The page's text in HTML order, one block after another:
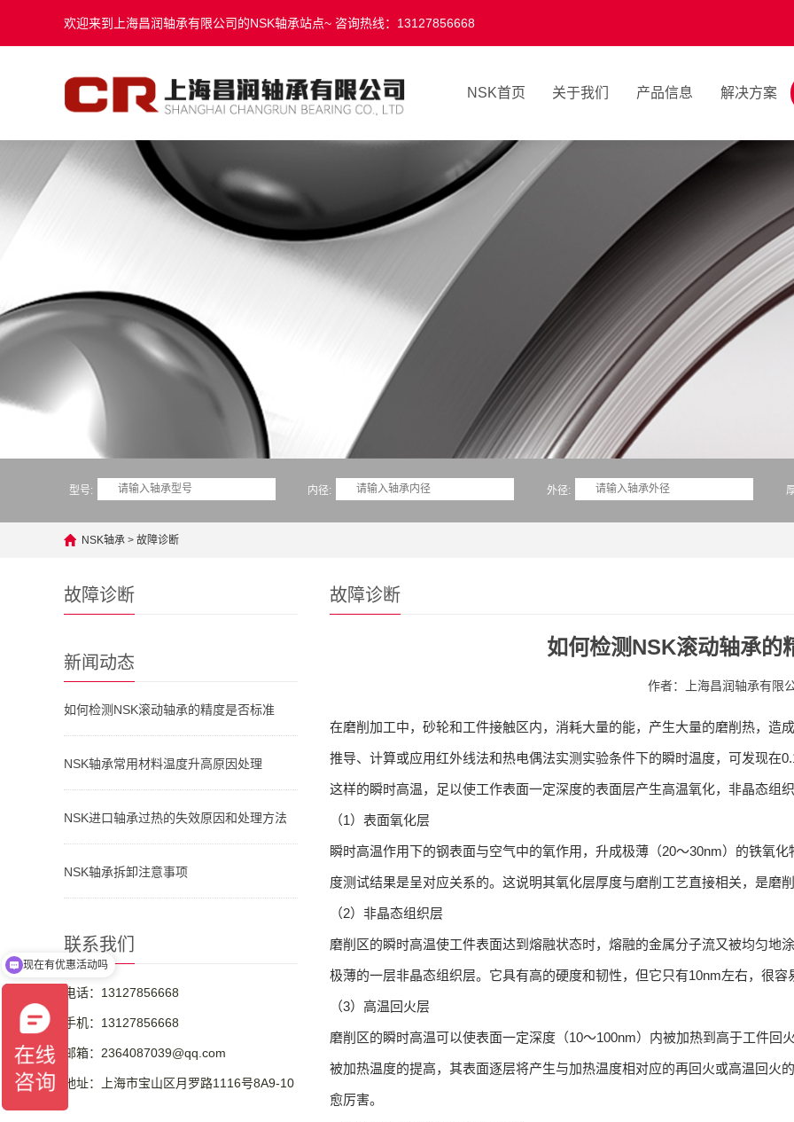
欢迎来到上海昌润轴承有限公司的NSK轴承站点~ 咨询热线：13127856668
NSK首页 关于我们 产品信息 解决方案
型号: 内径: 外径:
NSK轴承 > 故障诊断
故障诊断
新闻动态
如何检测NSK滚动轴承的精度是否标准
NSK轴承常用材料温度升高原因处理
NSK进口轴承过热的失效原因和处理方法
NSK轴承拆卸注意事项
联系我们
电话：13127856668
手机：13127856668
邮箱：2364087039@qq.com
地址：上海市宝山区月罗路1116号8A9-10
故障诊断
如何检测NSK滚动轴承的
作者：上海昌润轴承有限
在磨削加工中，砂轮和工件接触区内，消耗大量的能，产生大量的磨削热，造
推导、计算或应用红外线法和热电偶法实测实验条件下的瞬时温度，可发现在
这样的瞬时高温，足以使工作表面一定深度的表面层产生高温氧化，非晶态组
（1）表面氧化层
瞬时高温作用下的钢表面与空气中的氧作用，升成极薄（20～30nm）的铁氧
度测试结果是呈对应关系的。这说明其氧化层厚度与磨削工艺直接相关，是磨削
（2）非晶态组织层
磨削区的瞬时高温使工件表面达到熔融状态时，熔融的金属分子流又被均匀地
极薄的一层非晶态组织层。它具有高的硬度和韧性，但它只有10nm左右，很容
（3）高温回火层
磨削区的瞬时高温可以使表面一定深度（10～100nm）内被加热到高于工件回
被加热温度的提高，其表面逐层将产生与加热温度相对应的再回火或高温回火
愈厉害。
现在有优惠活动吗